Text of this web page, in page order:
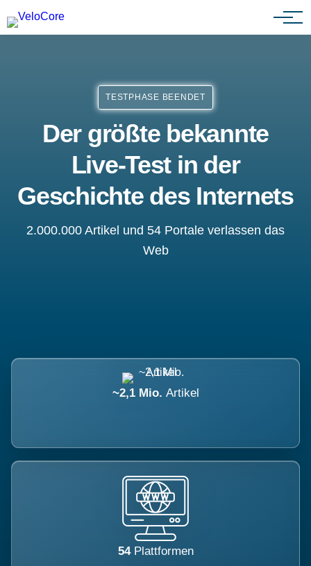
Partnerprogramm
TESTPHASE BEENDET
Der größte bekannte
Live-Test in der
Geschichte des Internets
2.000.000 Artikel und 54 Portale verlassen das
Web
~2,1 Mio. Artikel
54 Plattformen